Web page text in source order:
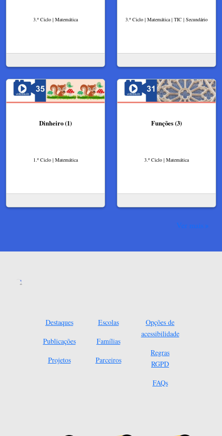
3.º Ciclo | Matemática 3.º Ciclo | Matemática | TIC | Secundário
Dinheiro (1)
1.º Ciclo | Matemática
Funções (3)
3.º Ciclo | Matemática
Ver mais
Destaques
Publicações
Projetos
Escolas
Famílias
Parceiros
Opções de
acessibilidade
Regras
RGPD
FAQs